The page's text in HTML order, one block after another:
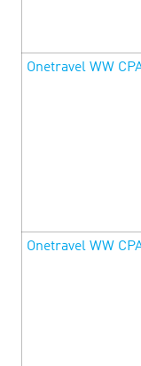
Недели
23
Недели Красоты в
условиями e-
окунитесь в дни
Лучшие
Onetravel WW
Onetravel WW